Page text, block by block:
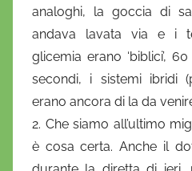
o
f
r
i
analoghi, la goccia di
andava lavata via e i
glicemia erano ‘biblici’,
secondi, i sistemi ibridi
erano ancora di la da
2. Che siamo all’ultimo
è cosa certa. Anche il